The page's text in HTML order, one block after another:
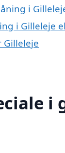
i
i Gilleleje
i